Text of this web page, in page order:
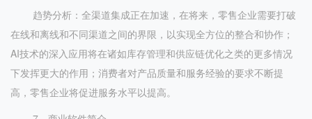
趋势分析：全渠道集成正在加速，在将来，零售企业需要打破
在线和离线和不同渠道之间的界限，以实现全方位的整合和协作；
AI技术的深入应用将在诸如库存管理和供应链优化之类的更多情况
下发挥更大的作用；消费者对产品质量和服务经验的要求不断提
高，零售企业将促进服务水平以提高。